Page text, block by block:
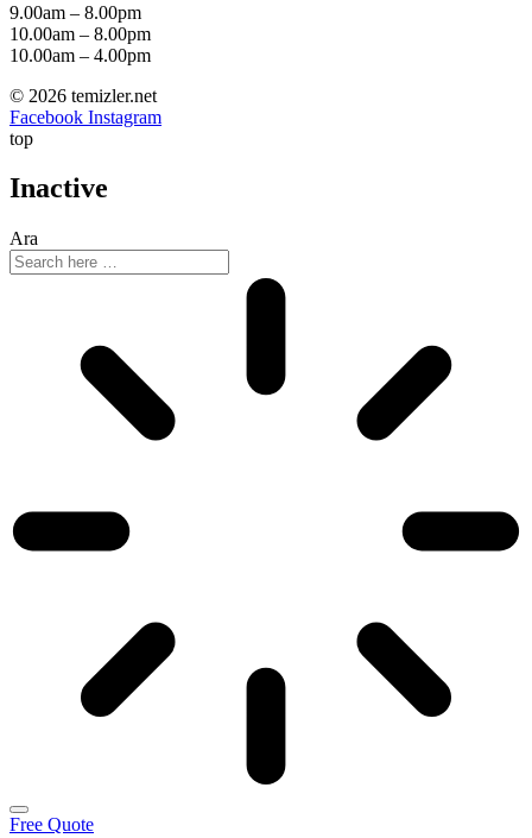
9.00am – 8.00pm
10.00am – 8.00pm
10.00am – 4.00pm
© 2026 temizler.net
Facebook Instagram
top
Inactive
Ara
Free Quote